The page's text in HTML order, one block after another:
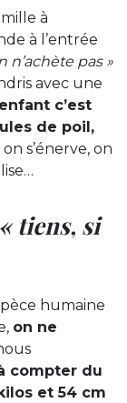
à
à l’entrée
n’achète pas »
avec une
c’est
de poil,
on s’énerve, on
« tiens, si
humaine
on ne
compter du
et 54 cm